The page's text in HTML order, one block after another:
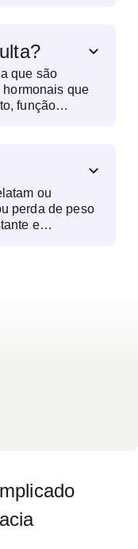
que são
que
função
que
a disposição e
doenças
condições
ou
perda de peso
e